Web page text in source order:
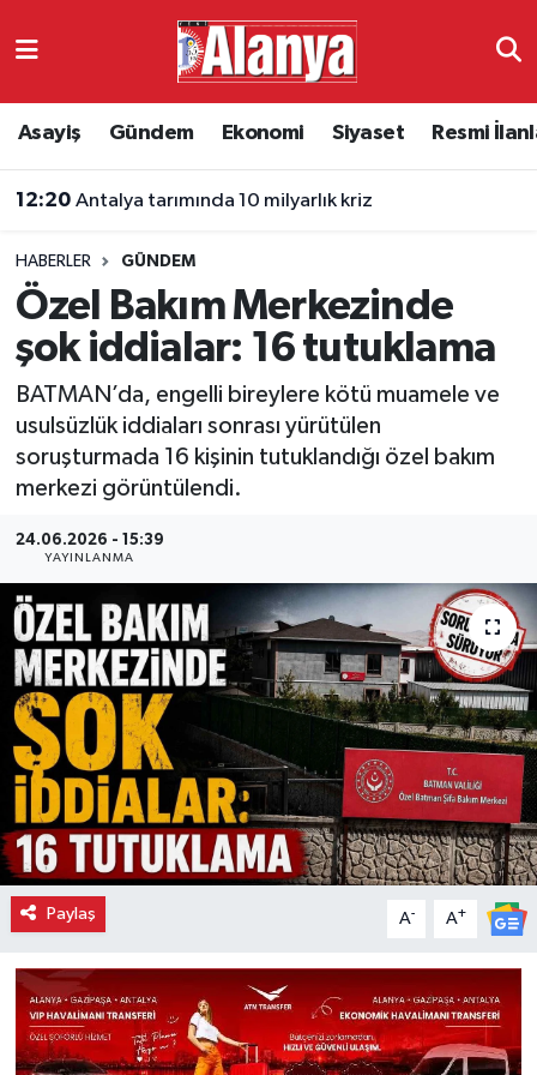
Asayiş Gündem Ekonomi Siyaset Resmi
12:20 Antalya tarımında 10 milyarlık kriz
HABERLER GÜNDEM
Özel Bakım Merkezinde
şok iddialar: 16 tutuklama
BATMAN’da, engelli bireylere kötü muamele ve
usulsüzlük iddiaları sonrası yürütülen
soruşturmada 16 kişinin tutuklandığı özel bakım
merkezi görüntülendi.
24.06.2026 - 15:39
YAYINLANMA
Paylaş A- A+
Ekonomi
Resmi İlanlar
Alanyaspor
Turizm
Antalya Namaz Vakitleri
Süper Lig Puan Durumu ve Fikstür
Tüm Manşetler
Son Dakika Haberleri